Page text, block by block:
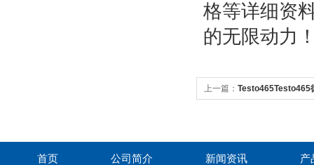
格等详细资
的无限动力
上一篇： Testo465Testo465
首页 公司简介 新闻资讯 产